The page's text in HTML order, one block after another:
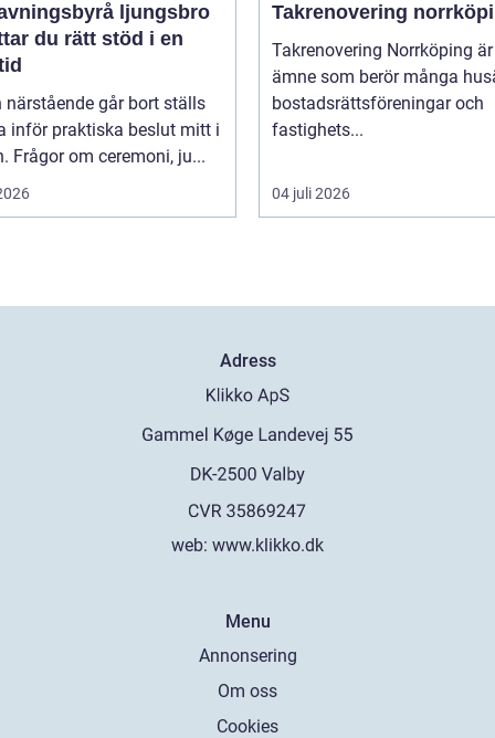
ljungsbro
du rätt stöd i en
närstående går bort ställs
inför praktiska beslut mitt i
Frågor om ceremoni, ju...
Takrenovering
Takrenovering Norrköping
ämne som berör många
bostadsrättsföreningar och
fastighets...
04 juli 2026
Adress
web: www.klikko.dk
Menu
Annonsering
Om oss
Cookies